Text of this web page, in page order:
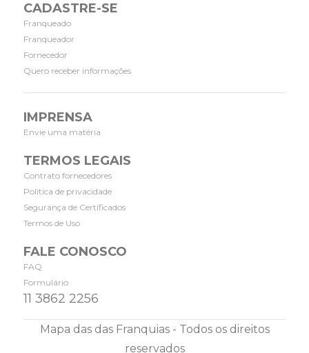
CADASTRE-SE
Franqueado
Franqueador
Fornecedor
Quero receber informações
IMPRENSA
Envie uma matéria
TERMOS LEGAIS
Contrato fornecedores
Política de privacidade
Segurança de Certificados
Termos de Uso
FALE CONOSCO
FAQ
Formulário
11 3862 2256
Mapa das das Franquias - Todos os direitos
reservados